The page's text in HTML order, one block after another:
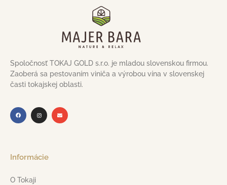
Spoločnosť TOKAJ GOLD s.r.o. je mladou slovenskou firmou.
Zaoberá sa pestovaním viniča a výrobou vína v slovenskej
časti tokajskej oblasti.
Informácie
O Tokaji